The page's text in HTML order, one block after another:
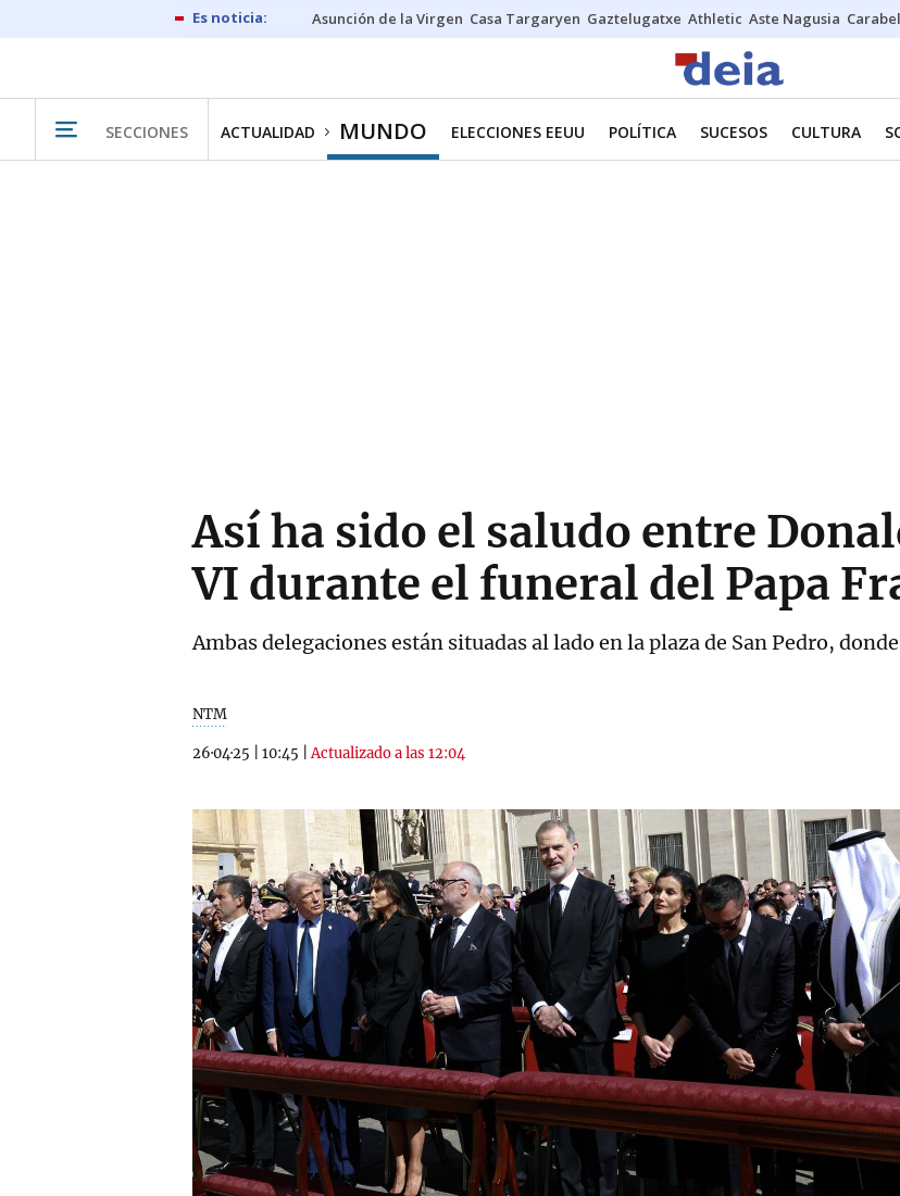
Asunción de la Virgen Casa Targaryen Gaztelugatxe Athletic Aste Nagusia
SECCIONES ACTUALIDAD MUNDO ELECCIONES EEUU POLÍTICA SUCESOS CULTURA
Así ha sido el saludo entre
VI durante el funeral del Papa
Ambas delegaciones están situadas al lado en la plaza de San Pedro,
NTM
26·04·25 10:45 |Actualizado a las 12:04